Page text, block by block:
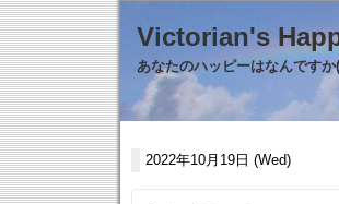
Victorian's
あなたのハッピーはなんで
2022年10月19日 (Wed)